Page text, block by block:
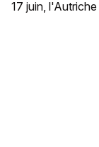
17 juin,